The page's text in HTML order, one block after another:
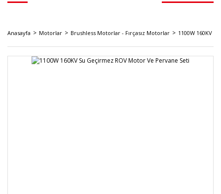
Anasayfa Motorlar Brushless Motorlar - Fırçasız Motorlar 1100W 160KV